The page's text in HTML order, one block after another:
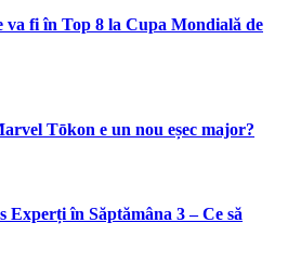
va fi în Top 8 la Cupa Mondială de
Tōkon e un nou eșec major?
în Săptămâna 3 – Ce să